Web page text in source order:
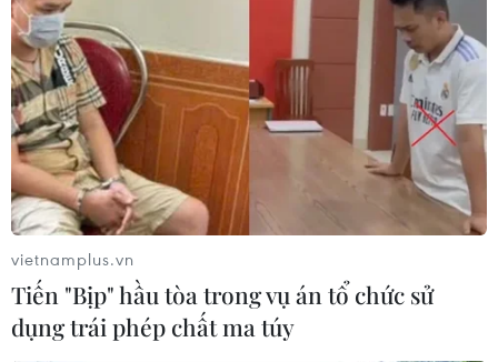
vietnamplus.vn
Tiến "Bịp" hầu tòa trong vụ án tổ chức sử
dụng trái phép chất ma túy